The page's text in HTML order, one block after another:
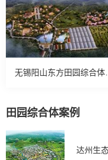
田园综合体案例
达州生